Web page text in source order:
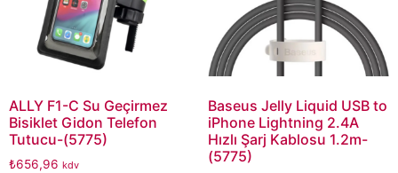
ALLY F1-C Su Geçirmez
Bisiklet Gidon Telefon
Tutucu-(5775)
₺656,96 kdv
Baseus Jelly Liquid USB to
iPhone Lightning 2.4A
Hızlı Şarj Kablosu 1.2m-
(5775)